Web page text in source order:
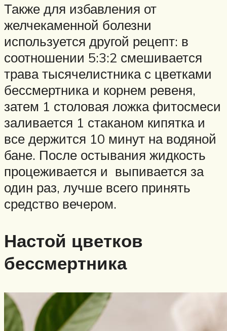
Также для избавления от
желчекаменной болезни
используется другой рецепт: в
соотношении 5:3:2 смешивается
трава тысячелистника с цветками
бессмертника и корнем ревеня,
затем 1 столовая ложка фитосмеси
заливается 1 стаканом кипятка и
все держится 10 минут на водяной
бане. После остывания жидкость
процеживается и выпивается за
один раз, лучше всего принять
средство вечером.
Настой цветков
бессмертника